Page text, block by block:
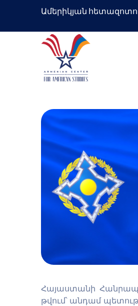
Ամերիկյան
Հայաստանի
թվում՝ անդամ